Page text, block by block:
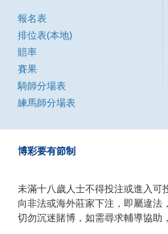
報名表
排位表(本地)
賠率
賽果
騎師分場表
練馬師分場表
博彩要有節制
未滿十八歲人士不得投注或進入可
向非法或海外莊家下注，即屬違法
切勿沉迷賭博，如需尋求輔導協助